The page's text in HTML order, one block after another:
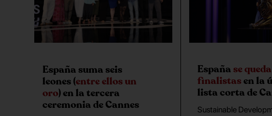
España suma seis
leones (entre ellos un
oro) en la tercera
ceremonia de Cannes
España se
finalistasen la
lista corta de
Sustainable